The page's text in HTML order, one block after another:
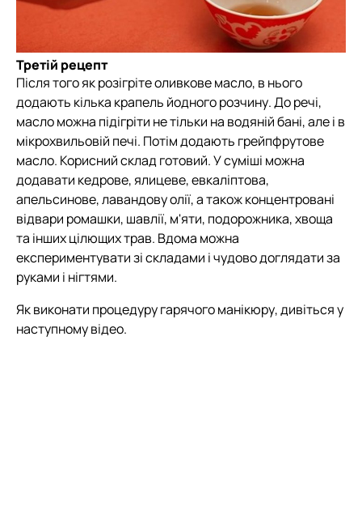
Третій рецепт
Після того як розігріте оливкове масло, в нього
додають кілька крапель йодного розчину. До речі,
масло можна підігріти не тільки на водяній бані, але і в
мікрохвильовій печі. Потім додають грейпфрутове
масло. Корисний склад готовий. У суміші можна
додавати кедрове, ялицеве, евкаліптова,
апельсинове, лавандову олії, а також концентровані
відвари ромашки, шавлії, м'яти, подорожника, хвоща
та інших цілющих трав. Вдома можна
експериментувати зі складами і чудово доглядати за
руками і нігтями.
Як виконати процедуру гарячого манікюру, дивіться у
наступному відео.